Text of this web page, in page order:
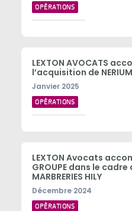
OPÉRATIONS
LEXTON AVOCATS
l’acquisition de NERIUM
Janvier 2025
OPÉRATIONS
LEXTON Avocats
GROUPE dans le
MARBRERIES HILY
Décembre 2024
OPÉRATIONS